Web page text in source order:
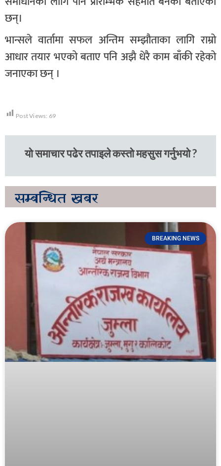
छन्।
भान्सले वार्तामा सफल अन्तिम सम्झौताका लागि राम्रो
आधार तयार भएको बताए पनि अझै धेरै काम बाँकी रहेको
जनाएका छन् ।
Post Views: 69
यो समाचार पढेर तपाइले कस्तो महसुस गर्नुभयो ?
सम्बन्धित खबर
BREAKING NEWS